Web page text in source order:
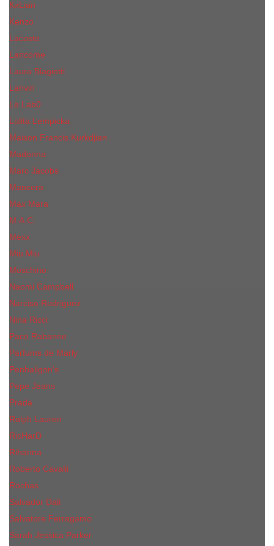
КиLian
Kenzo
Lacoste
Lancome
Laura Biagiotti
Lanvin
Lе Lab0
Lolita Lempicka
Maison Francis Kurkdjian
Madonna
Marc Jacobs
Mancera
Max Mara
M.А.C.
Mexx
Miu Miu
Mоsсhino
Naomi Campbell
Narciso Rodriguez
Nina Ricci
Paco Rabanne
Parfums de Marly
Penhaligon's
Pepe Jeans
Prada
Ralph Lauren
RicHarD
Rihanna
Roberto Cavalli
Rochas
Salvador Dali
Salvatore Ferragamo
Sarah Jessica Parker